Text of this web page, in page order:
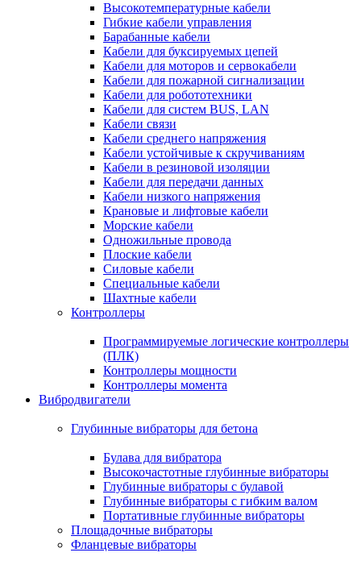
Высокотемпературные кабели
Гибкие кабели управления
Барабанные кабели
Кабели для буксируемых цепей
Кабели для моторов и сервокабели
Кабели для пожарной сигнализации
Кабели для робототехники
Кабели для систем BUS, LAN
Кабели связи
Кабели среднего напряжения
Кабели устойчивые к скручиваниям
Кабели в резиновой изоляции
Кабели для передачи данных
Кабели низкого напряжения
Крановые и лифтовые кабели
Морские кабели
Одножильные провода
Плоские кабели
Силовые кабели
Специальные кабели
Шахтные кабели
Контроллеры
Программируемые логические контроллеры
(ПЛК)
Контроллеры мощности
Контроллеры момента
Вибродвигатели
Глубинные вибраторы для бетона
Булава для вибратора
Высокочастотные глубинные вибраторы
Глубинные вибраторы с булавой
Глубинные вибраторы с гибким валом
Портативные глубинные вибраторы
Площадочные вибраторы
Фланцевые вибраторы